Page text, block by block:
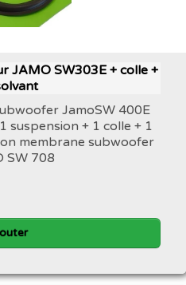
JAMO SW303E + colle +
JamoSW 400E
suspension + 1 colle + 1
membrane subwoofer
SW 708